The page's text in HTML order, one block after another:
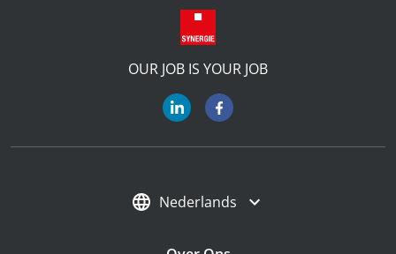
OUR JOB IS YOUR JOB
Nederlands